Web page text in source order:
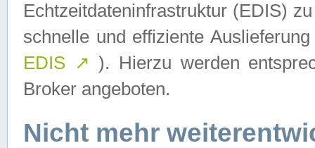
Echtzeitdateninfrastruktur (EDIS)
schnelle und effiziente
EDIS ↗ ). Hierzu werden
Broker angeboten.
Nicht mehr